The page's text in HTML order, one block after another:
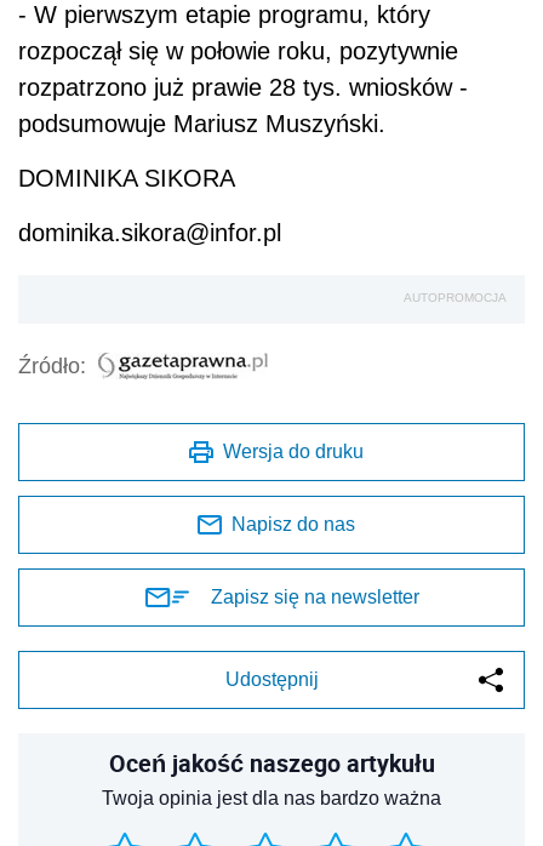
- W pierwszym etapie programu, który
rozpoczął się w połowie roku, pozytywnie
rozpatrzono już prawie 28 tys. wniosków -
podsumowuje Mariusz Muszyński.
DOMINIKA SIKORA
dominika.sikora@infor.pl
AUTOPROMOCJA
Źródło:
Wersja do druku
Napisz do nas
Zapisz się na newsletter
Udostępnij
Oceń jakość naszego artykułu
Twoja opinia jest dla nas bardzo ważna